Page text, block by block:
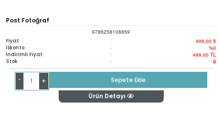
Post Fotoğraf
9786258108859
Fiyat : 499,00 ₺
İskonto : %0
İndirimli Fiyat : 499,00 TL
Stok : 0
- +
Sepete Ekle
Ürün Detayı